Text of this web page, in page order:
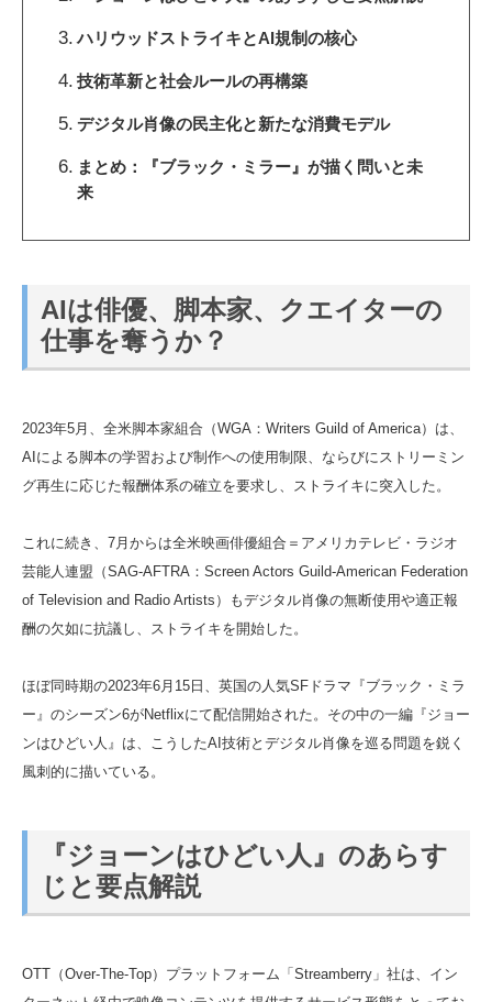
ハリウッドストライキとAI規制の核心
技術革新と社会ルールの再構築
デジタル肖像の民主化と新たな消費モデル
まとめ：『ブラック・ミラー』が描く問いと未
来
AIは俳優、脚本家、クエイターの
仕事を奪うか？
2023年5月、全米脚本家組合（WGA：Writers Guild of America）は、
AIによる脚本の学習および制作への使用制限、ならびにストリーミン
グ再生に応じた報酬体系の確立を要求し、ストライキに突入した。
これに続き、7月からは全米映画俳優組合＝アメリカテレビ・ラジオ
芸能人連盟（SAG-AFTRA：Screen Actors Guild‐American Federation
of Television and Radio Artists）もデジタル肖像の無断使用や適正報
酬の欠如に抗議し、ストライキを開始した。
ほぼ同時期の2023年6月15日、英国の人気SFドラマ『ブラック・ミラ
ー』のシーズン6がNetflixにて配信開始された。その中の一編『ジョー
ンはひどい人』は、こうしたAI技術とデジタル肖像を巡る問題を鋭く
風刺的に描いている。
『ジョーンはひどい人』のあらす
じと要点解説
OTT（Over-The-Top）プラットフォーム「Streamberry」社は、イン